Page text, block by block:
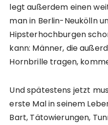
legt außerdem einen
man in Berlin-Neukölln
Hipsterhochburgen
kann: Männer, die
Hornbrille tragen,
Und spätestens jetzt
erste Mal in seinem
Bart, Tätowierungen,